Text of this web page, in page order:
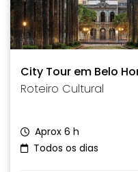
City Tour em Belo
Roteiro Cultural
Aprox 6 h
Todos os dias